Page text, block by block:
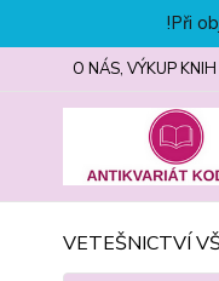
!Při
O NÁS, VÝKUP KNIH
VETEŠNICTVÍ